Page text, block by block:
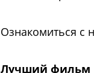
Ознакомиться с
Лучший фильм